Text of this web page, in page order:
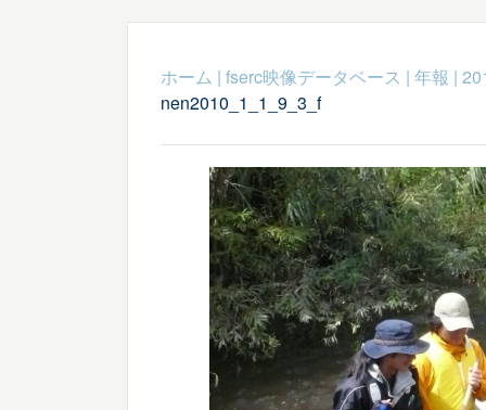
ホーム | fserc映像データベース | 年報 |
nen2010_1_1_9_3_f